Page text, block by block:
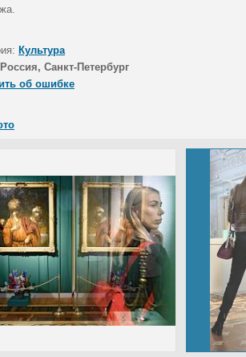
Культура
Россия, Санкт-Петербург
об ошибке